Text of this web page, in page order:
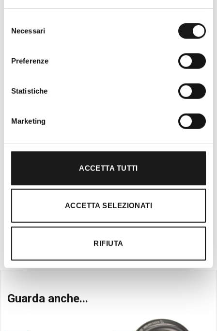
delNecessari
Preferenze
Statistiche
Marketing
ACCETTA TUTTI
ACCETTA SELEZIONATI
RIFIUTA
altamente specializzato che pratica le più
prodotto migliore con la migliore
consulenza tecnica.
Guarda anche...